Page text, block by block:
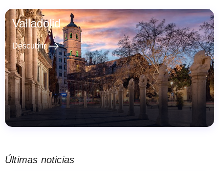
Valladolid
Descubrir east
Últimas noticias